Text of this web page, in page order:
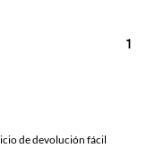
1
de devolución fácil